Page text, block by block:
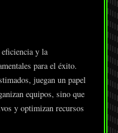
y la
para el éxito.
juegan un papel
equipos, sino que
y optimizan recursos